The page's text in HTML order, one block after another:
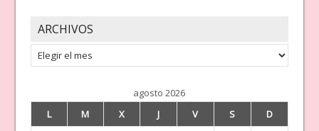
ARCHIVOS
Archivos
agosto 2026
L
M X J V S
D